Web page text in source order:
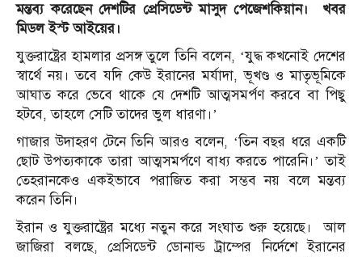
মন্তব্য করেছেন দেশটির প্রেসিডেন্ট মাসুদ পেজেশকিয়ান। খবর
মিডল ইস্ট আইয়ের।
যুক্তরাষ্ট্রের হামলার প্রসঙ্গ তুলে তিনি বলেন, ‘যুদ্ধ কখনোই দেশের
স্বার্থে নয়। তবে যদি কেউ ইরানের মর্যাদা, ভূখণ্ড ও মাতৃভূমিকে
আঘাত করে ভেবে থাকে যে দেশটি আত্মসমর্পণ করবে বা পিছু
হটবে, তাহলে সেটি তাদের ভুল ধারণা।’
গাজার উদাহরণ টেনে তিনি আরও বলেন, ‘তিন বছর ধরে একটি
ছোট উপত্যকাকে তারা আত্মসমর্পণে বাধ্য করতে পারেনি।’ তাই
তেহরানকেও একইভাবে পরাজিত করা সম্ভব নয় বলে মন্তব্য
করেন তিনি।
ইরান ও যুক্তরাষ্ট্রের মধ্যে নতুন করে সংঘাত শুরু হয়েছে। আল
জাজিরা বলছে, প্রেসিডেন্ট ডোনাল্ড ট্রাম্পের নির্দেশে ইরানের